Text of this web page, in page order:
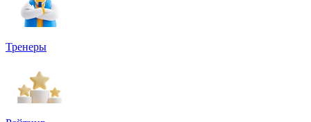
Тренеры